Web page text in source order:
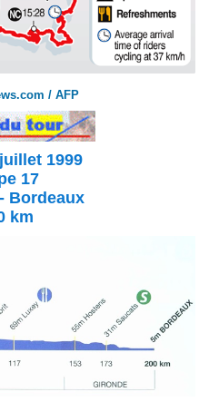
/ AFP
1999
17
Bordeaux
km